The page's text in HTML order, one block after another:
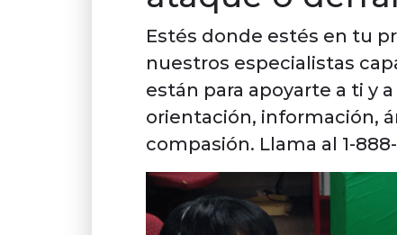
Estés donde estés en tu
nuestros especialistas
están para apoyarte a ti y
orientación, información,
compasión. Llama al 1-